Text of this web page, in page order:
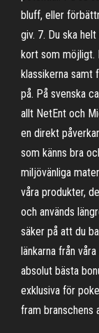
bluff, eller
giv. 7. Du ska
kort som möjligt.
klassikerna samt
på. På svenska
allt NetEnt och
en direkt
som känns bra
miljövänliga
våra produkter,
och används
säker på att du
länkarna från
absolut bästa
exklusiva för
fram branschens